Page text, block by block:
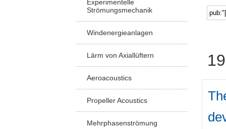
Experimentelle
Strömungsmechanik
Windenergieanlagen
Lärm von Axiallüftern
Aeroacoustics
Propeller Acoustics
Mehrphasenströmung